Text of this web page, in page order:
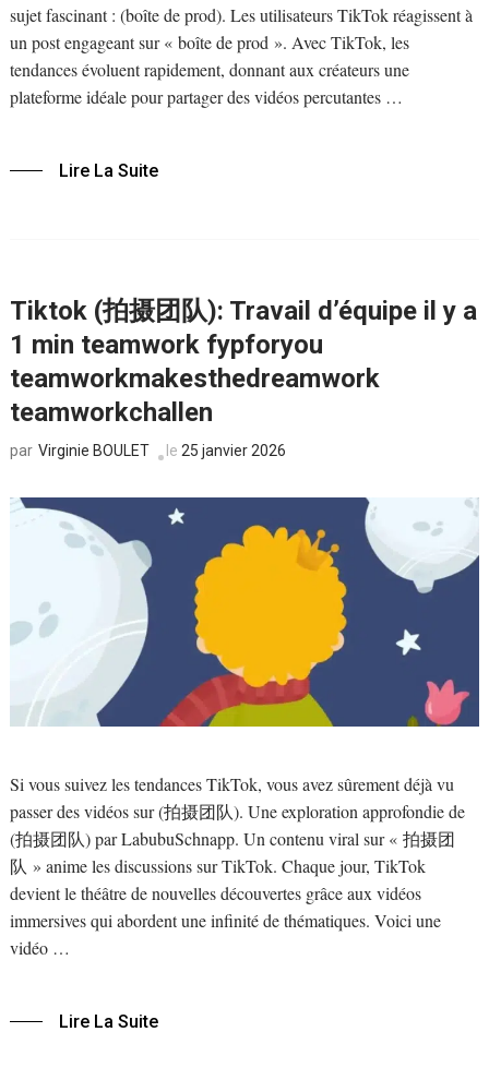
sujet fascinant : (boîte de prod). Les utilisateurs TikTok réagissent à
un post engageant sur « boîte de prod ». Avec TikTok, les
tendances évoluent rapidement, donnant aux créateurs une
plateforme idéale pour partager des vidéos percutantes …
Lire La Suite
Tiktok (拍摄团队): Travail d’équipe il y a
1 min teamwork fypforyou
teamworkmakesthedreamwork
teamworkchallen
par Virginie BOULET le 25 janvier 2026
Si vous suivez les tendances TikTok, vous avez sûrement déjà vu
passer des vidéos sur (拍摄团队). Une exploration approfondie de
(拍摄团队) par LabubuSchnapp. Un contenu viral sur « 拍摄团
队 » anime les discussions sur TikTok. Chaque jour, TikTok
devient le théâtre de nouvelles découvertes grâce aux vidéos
immersives qui abordent une infinité de thématiques. Voici une
vidéo …
Lire La Suite